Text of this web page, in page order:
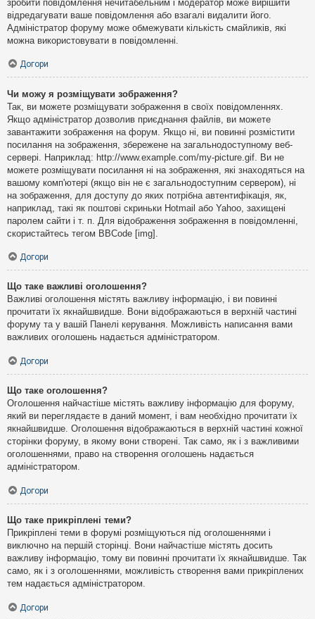
зробити повідомлення нечитабельним і модератор може вирішити
відредагувати ваше повідомлення або взагалі видалити його.
Адміністратор форуму може обмежувати кількість смайликів, які
можна використовувати в повідомленні.
Догори
Чи можу я розміщувати зображення?
Так, ви можете розміщувати зображення в своїх повідомленнях.
Якщо адміністратор дозволив приєднання файлів, ви можете
завантажити зображення на форум. Якщо ні, ви повинні розмістити
посилання на зображення, збережене на загальнодоступному веб-
сервері. Наприклад: http://www.example.com/my-picture.gif. Ви не
можете розміщувати посилання ні на зображення, які знаходяться на
вашому комп'ютері (якщо він не є загальнодоступним сервером), ні
на зображення, для доступу до яких потрібна автентифікація, як,
наприклад, такі як поштові скриньки Hotmail або Yahoo, захищені
паролем сайти і т. п. Для відображення зображення в повідомленні,
скористайтесь тегом BBCode [img].
Догори
Що таке важливі оголошення?
Важливі оголошення містять важливу інформацію, і ви повинні
прочитати їх якнайшвидше. Вони відображаються в верхній частині
форуму та у вашій Панелі керування. Можливість написання вами
важливих оголошень надається адміністратором.
Догори
Що таке оголошення?
Оголошення найчастіше містять важливу інформацію для форуму,
який ви переглядаєте в даний момент, і вам необхідно прочитати їх
якнайшвидше. Оголошення відображаються в верхній частині кожної
сторінки форуму, в якому вони створені. Так само, як і з важливими
оголошеннями, право на створення оголошень надається
адміністратором.
Догори
Що таке прикріплені теми?
Прикріплені теми в форумі розміщуються під оголошеннями і
виключно на першій сторінці. Вони найчастіше містять досить
важливу інформацію, тому ви повинні прочитати їх якнайшвидше. Так
само, як і з оголошеннями, можливість створення вами прикріплених
тем надається адміністратором.
Догори